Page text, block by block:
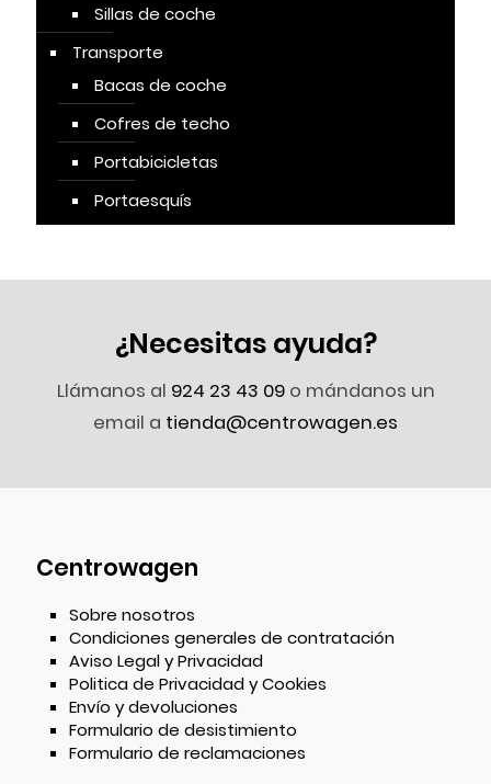
Sillas de coche
Transporte
Bacas de coche
Cofres de techo
Portabicicletas
Portaesquís
¿Necesitas ayuda?
Llámanos al 924 23 43 09o mándanos un
email a tienda@centrowagen.es
Centrowagen
Sobre nosotros
Condiciones generales de contratación
Aviso Legal y Privacidad
Politica de Privacidad y Cookies
Envío y devoluciones
Formulario de desistimiento
Formulario de reclamaciones